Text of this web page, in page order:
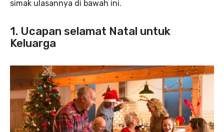
simak ulasannya di bawah ini.
1. Ucapan selamat Natal untuk
Keluarga